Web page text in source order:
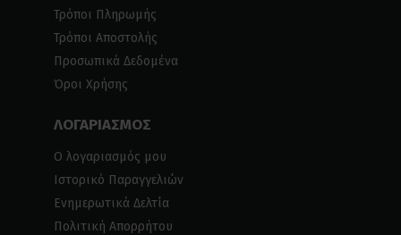
Τρόποι Πληρωμής
Τρόποι Αποστολής
Προσωπικά Δεδομένα
Όροι Χρήσης
ΛΟΓΑΡΙΑΣΜΟΣ
Ο λογαριασμός μου
Ιστορικό Παραγγελιών
Ενημερωτικά Δελτία
Πολιτική Απορρήτου